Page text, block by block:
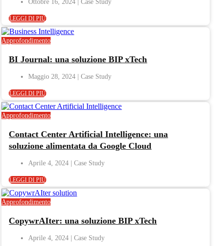
Ottobre 16, 2024
LEGGI DI PIÙ
Approfondimento
BI Journal: una soluzione BIP xTech
Maggio 28, 2024
LEGGI DI PIÙ
Approfondimento
Contact Center Artificial Intelligence: una
soluzione alimentata da Google Cloud
Aprile 4, 2024
LEGGI DI PIÙ
Approfondimento
CopywrAIter: una soluzione BIP xTech
Aprile 4, 2024